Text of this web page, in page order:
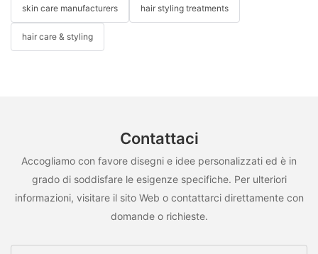
skin care manufacturers hair styling treatments
hair care & styling
Contattaci
Accogliamo con favore disegni e idee personalizzati ed è in
grado di soddisfare le esigenze specifiche. Per ulteriori
informazioni, visitare il sito Web o contattarci direttamente con
domande o richieste.